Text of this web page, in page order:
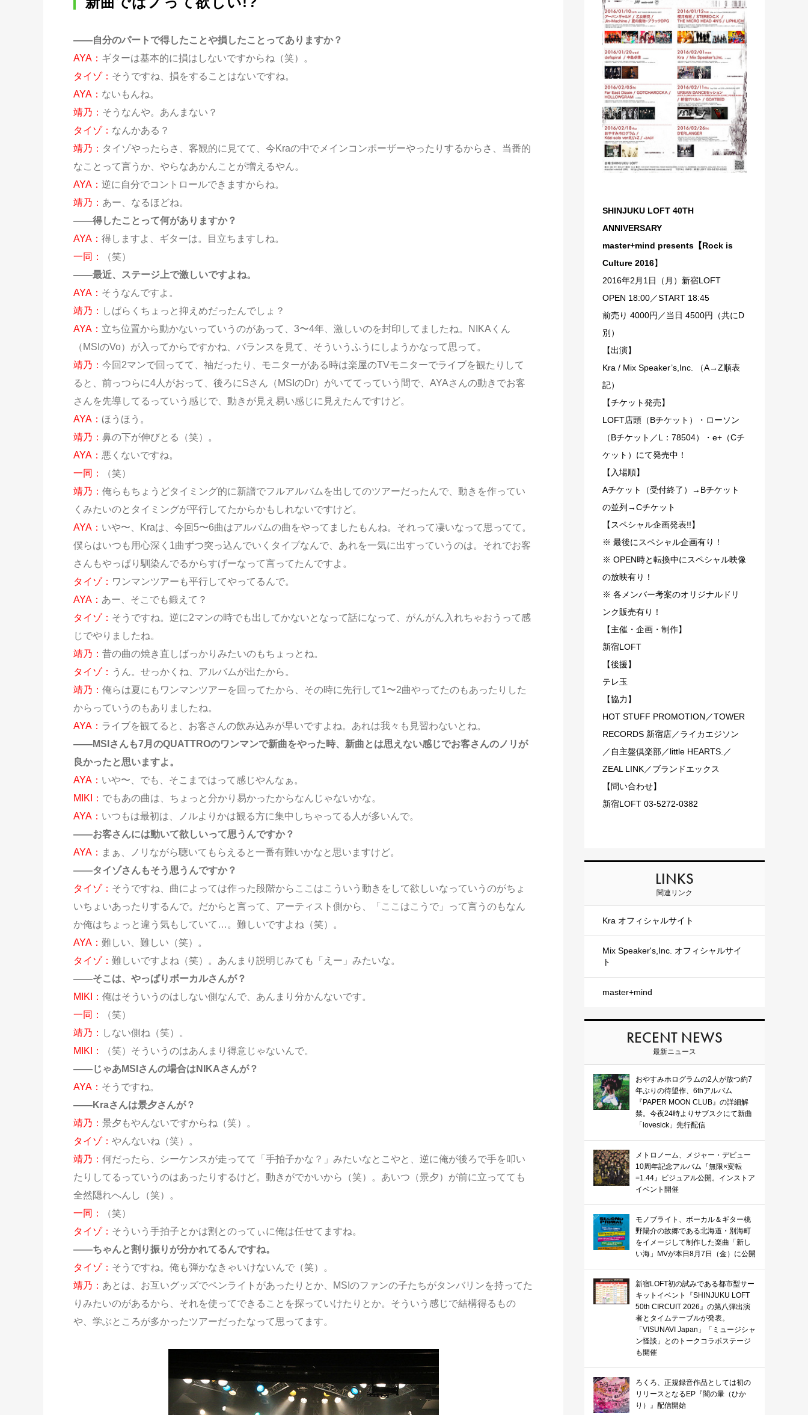
——自分のパートで得したことや損したことってありますか？
AYA： ギターは基本的に損はしないですからね（笑）。
タイゾ： そうですね、損をすることはないですね。
AYA： ないもんね。
靖乃： そうなんや。あんまない？
タイゾ： なんかある？
靖乃： タイゾやったらさ、客観的に見てて、今Kraの中でメインコンポーザーやったりするからさ、当番的
なことって言うか、やらなあかんことが増えるやん。
AYA： 逆に自分でコントロールできますからね。
靖乃： あー、なるほどね。
——得したことって何がありますか？
AYA： 得しますよ、ギターは。目立ちますしね。
一同：
（笑）
——最近、ステージ上で激しいですよね。
AYA： そうなんですよ。
靖乃： しばらくちょっと抑えめだったんでしょ？
AYA： 立ち位置から動かないっていうのがあって、3〜4年、激しいのを封印してましたね。NIKAくん
（MSIのVo）が入ってからですかね、バランスを見て、そういうふうにしようかなって思って。
靖乃： 今回2マンで回ってて、袖だったり、モニターがある時は楽屋のTVモニターでライブを観たりして
ると、前っつらに4人がおって、後ろにSさん（MSIのDr）がいててっていう間で、AYAさんの動きでお客
さんを先導してるっていう感じで、動きが見え易い感じに見えたんですけど。
AYA： ほうほう。
靖乃： 鼻の下が伸びとる（笑）。
AYA： 悪くないですね。
一同：
（笑）
靖乃： 俺らもちょうどタイミング的に新譜でフルアルバムを出してのツアーだったんで、動きを作ってい
くみたいのとタイミングが平行してたからかもしれないですけど。
AYA： いや〜、Kraは、今回5〜6曲はアルバムの曲をやってましたもんね。それって凄いなって思ってて。
僕らはいつも用心深く1曲ずつ突っ込んでいくタイプなんで、あれを一気に出すっていうのは。それでお客
さんもやっぱり馴染んでるからすげーなって言ってたんですよ。
タイゾ： ワンマンツアーも平行してやってるんで。
AYA： あー、そこでも鍛えて？
タイゾ： そうですね。逆に2マンの時でも出してかないとなって話になって、がんがん入れちゃおうって感
じでやりましたね。
靖乃： 昔の曲の焼き直しばっかりみたいのもちょっとね。
タイゾ： うん。せっかくね、アルバムが出たから。
靖乃： 俺らは夏にもワンマンツアーを回ってたから、その時に先行して1〜2曲やってたのもあったりした
からっていうのもありましたね。
AYA： ライブを観てると、お客さんの飲み込みが早いですよね。あれは我々も見習わないとね。
——MSIさんも7月のQUATTROのワンマンで新曲をやった時、新曲とは思えない感じでお客さんのノリが
良かったと思いますよ。
AYA： いや〜、でも、そこまではって感じやんなぁ。
MIKI： でもあの曲は、ちょっと分かり易かったからなんじゃないかな。
AYA： いつもは最初は、ノルよりかは観る方に集中しちゃってる人が多いんで。
——お客さんには動いて欲しいって思うんですか？
AYA： まぁ、ノリながら聴いてもらえると一番有難いかなと思いますけど。
——タイゾさんもそう思うんですか？
タイゾ： そうですね、曲によっては作った段階からここはこういう動きをして欲しいなっていうのがちょ
いちょいあったりするんで。だからと言って、アーティスト側から、「ここはこうで」って言うのもなん
か俺はちょっと違う気もしていて…。難しいですよね（笑）。
AYA： 難しい、難しい（笑）。
タイゾ： 難しいですよね（笑）。あんまり説明じみても「えー」みたいな。
——そこは、やっぱりボーカルさんが？
MIKI： 俺はそういうのはしない側なんで、あんまり分かんないです。
一同：
（笑）
靖乃： しない側ね（笑）。
MIKI：
（笑）そういうのはあんまり得意じゃないんで。
——じゃあMSIさんの場合はNIKAさんが？
AYA： そうですね。
——Kraさんは景夕さんが？
靖乃： 景夕もやんないですからね（笑）。
タイゾ： やんないね（笑）。
靖乃： 何だったら、シーケンスが走ってて「手拍子かな？」みたいなとこやと、逆に俺が後ろで手を叩い
たりしてるっていうのはあったりするけど。動きがでかいから（笑）。あいつ（景夕）が前に立ってても
全然隠れへんし（笑）。
一同：
（笑）
タイゾ： そういう手拍子とかは割とのってぃに俺は任せてますね。
——ちゃんと割り振りが分かれてるんですね。
タイゾ： そうですね。俺も弾かなきゃいけないんで（笑）。
靖乃： あとは、お互いグッズでペンライトがあったりとか、MSIのファンの子たちがタンバリンを持ってた
りみたいのがあるから、それを使ってできることを探っていけたりとか。そういう感じで結構得るもの
や、学ぶところが多かったツアーだったなって思ってます。
SHINJUKU LOFT 40TH
ANNIVERSARY
master+mind presents【Rock is
Culture 2016】
2016年2月1日（月）新宿LOFT
OPEN 18:00／START 18:45
前売り 4000円／当日 4500円（共にD
別）
【出演】
Kra / Mix Speaker’s,Inc. （A→Z順表
記）
【チケット発売】
LOFT店頭（Bチケット）・ローソン
（Bチケット／L：78504）・e+（Cチ
ケット）にて発売中！
【入場順】
Aチケット（受付終了）→Bチケット
の並列→Cチケット
【スペシャル企画発表!!】
※ 最後にスペシャル企画有り！
※ OPEN時と転換中にスペシャル映像
の放映有り！
※ 各メンバー考案のオリジナルドリ
ンク販売有り！
【主催・企画・制作】
新宿LOFT
【後援】
テレ玉
【協力】
HOT STUFF PROMOTION／TOWER
RECORDS 新宿店／ライカエジソン
／自主盤倶楽部／little HEARTS.／
ZEAL LINK／ブランドエックス
【問い合わせ】
新宿LOFT 03-5272-0382
LINKS
関連リンク
Kra オフィシャルサイト
Mix Speaker's,Inc. オフィシャルサイ
ト
master+mind
RECENT NEWS
最新ニュース
おやすみホログラムの2人が放つ約7
年ぶりの待望作、6thアルバム
『PAPER MOON CLUB』の詳細解
禁。今夜24時よりサブスクにて新曲
「lovesick」先行配信
メトロノーム、メジャー・デビュー
10周年記念アルバム『無限×変転
=1.44』ビジュアル公開。インストア
イベント開催
モノブライト、ボーカル＆ギター桃
野陽介の故郷である北海道・別海町
をイメージして制作した楽曲「新し
い海」MVが本日8月7日（金）に公開
新宿LOFT初の試みである都市型サー
キットイベント『SHINJUKU LOFT
50th CIRCUIT 2026』の第八弾出演
者とタイムテーブルが発表。
「VISUNAVI Japan」「ミュージシャ
ン怪談」とのトークコラボステージ
も開催
ろくろ、正規録音作品としては初の
リリースとなるEP『闇の暈（ひか
り）』配信開始